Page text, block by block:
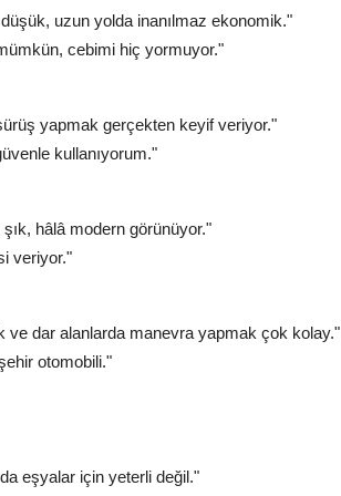
uzun yolda inanılmaz ekonomik."
cebimi hiç yormuyor."
yapmak gerçekten keyif veriyor."
kullanıyorum."
hâlâ modern görünüyor."
veriyor."
ve dar alanlarda manevra yapmak çok kolay."
otomobili."
eşyalar için yeterli değil."